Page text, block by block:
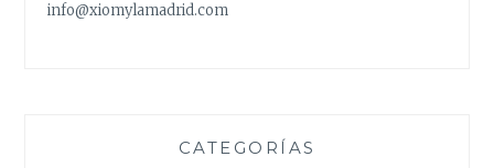
info@xiomylamadrid.com
CATEGORÍAS